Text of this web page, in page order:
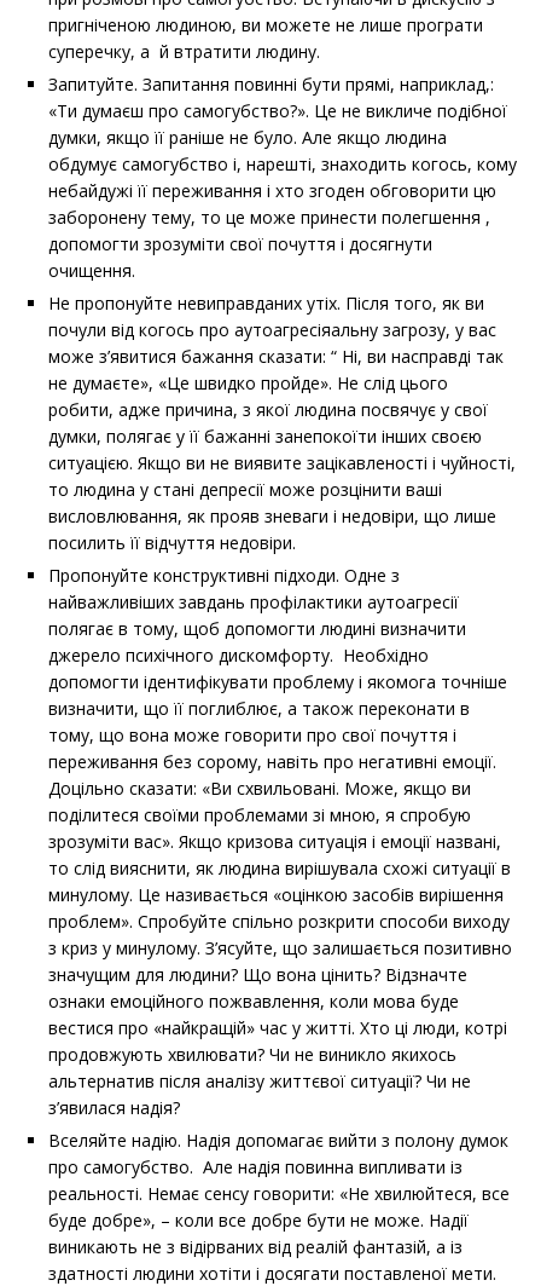
пригніченою людиною, ви можете не лише програти
суперечку, а й втратити людину.
Запитуйте. Запитання повинні бути прямі, наприклад,:
«Ти думаєш про самогубство?». Це не викличе подібної
думки, якщо її раніше не було. Але якщо людина
обдумує самогубство і, нарешті, знаходить когось, кому
небайдужі її переживання і хто згоден обговорити цю
заборонену тему, то це може принести полегшення ,
допомогти зрозуміти свої почуття і досягнути
очищення.
Не пропонуйте невиправданих утіх. Після того, як ви
почули від когось про аутоагресіяальну загрозу, у вас
може з’явитися бажання сказати: “ Ні, ви насправді так
не думаєте», «Це швидко пройде». Не слід цього
робити, адже причина, з якої людина посвячує у свої
думки, полягає у її бажанні занепокоїти інших своєю
ситуацією. Якщо ви не виявите зацікавленості і чуйності,
то людина у стані депресії може розцінити ваші
висловлювання, як прояв зневаги і недовіри, що лише
посилить її відчуття недовіри.
Пропонуйте конструктивні підходи. Одне з
найважливіших завдань профілактики аутоагресії
полягає в тому, щоб допомогти людині визначити
джерело психічного дискомфорту. Необхідно
допомогти ідентифікувати проблему і якомога точніше
визначити, що її поглиблює, а також переконати в
тому, що вона може говорити про свої почуття і
переживання без сорому, навіть про негативні емоції.
Доцільно сказати: «Ви схвильовані. Може, якщо ви
поділитеся своїми проблемами зі мною, я спробую
зрозуміти вас». Якщо кризова ситуація і емоції названі,
то слід вияснити, як людина вирішувала схожі ситуації в
минулому. Це називається «оцінкою засобів вирішення
проблем». Спробуйте спільно розкрити способи виходу
з криз у минулому. З’ясуйте, що залишається позитивно
значущим для людини? Що вона цінить? Відзначте
ознаки емоційного пожвавлення, коли мова буде
вестися про «найкращій» час у житті. Хто ці люди, котрі
продовжують хвилювати? Чи не виникло якихось
альтернатив після аналізу життєвої ситуації? Чи не
з’явилася надія?
Вселяйте надію. Надія допомагає вийти з полону думок
про самогубство. Але надія повинна випливати із
реальності. Немає сенсу говорити: «Не хвилюйтеся, все
буде добре», – коли все добре бути не може. Надії
виникають не з відірваних від реалій фантазій, а із
здатності людини хотіти і досягати поставленої мети.